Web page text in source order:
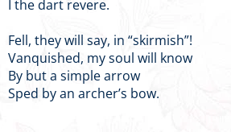
I the dart revere.
Fell, they will say, in “skirmish”!
Vanquished, my soul will know
By but a simple arrow
Sped by an archer’s bow.